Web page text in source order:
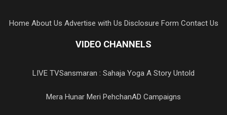
Home About Us Advertise with Us Disclosure Form Contact Us
VIDEO CHANNELS
LIVE TVSansmaran : Sahaja Yoga A Story Untold
Mera Hunar Meri PehchanAD Campaigns